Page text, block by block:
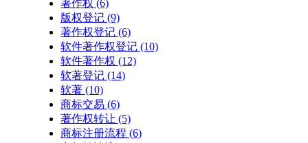
著作权 (6)
版权登记 (9)
著作权登记 (6)
软件著作权登记 (10)
软件著作权 (12)
软著登记 (14)
软著 (10)
商标交易 (6)
著作权转让 (5)
商标注册流程 (6)